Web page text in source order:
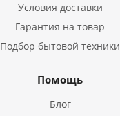
Условия доставки
Гарантия на товар
Подбор бытовой техники
Помощь
Блог